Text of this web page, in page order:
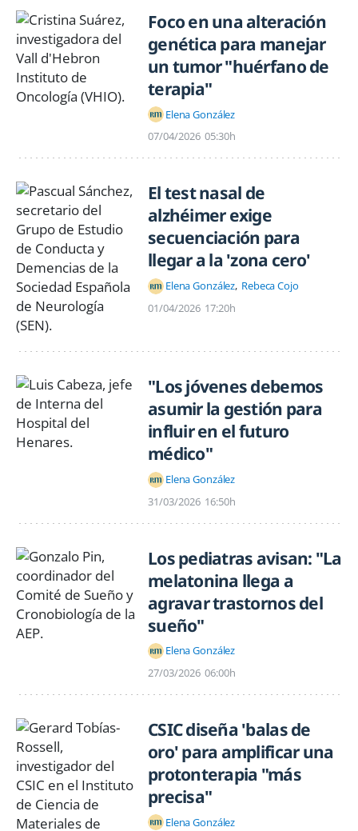
Foco en una alteración
genética para manejar
un tumor "huérfano de
terapia"
Elena González
07/04/2026 05:30h
El test nasal de
alzhéimer exige
secuenciación para
llegar a la 'zona cero'
Elena González Rebeca Cojo
01/04/2026 17:20h
"Los jóvenes debemos
asumir la gestión para
influir en el futuro
médico"
Elena González
31/03/2026 16:50h
Los pediatras avisan: "La
melatonina llega a
agravar trastornos del
sueño"
Elena González
27/03/2026 06:00h
CSIC diseña 'balas de
oro' para amplificar una
protonterapia "más
precisa"
Elena González